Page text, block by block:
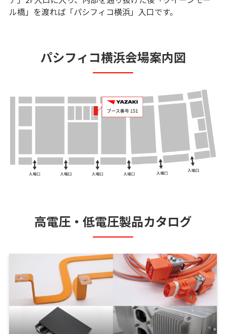
ル橋」を渡れば「パシフィコ横浜」入口です。
パシフィコ横浜会場案内図
高電圧・低電圧製品カタログ